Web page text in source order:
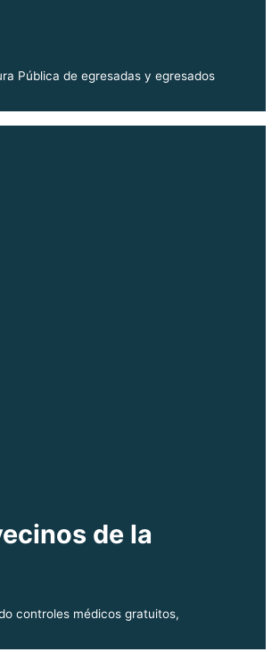
Pública de egresadas y egresados
de la
controles médicos gratuitos,